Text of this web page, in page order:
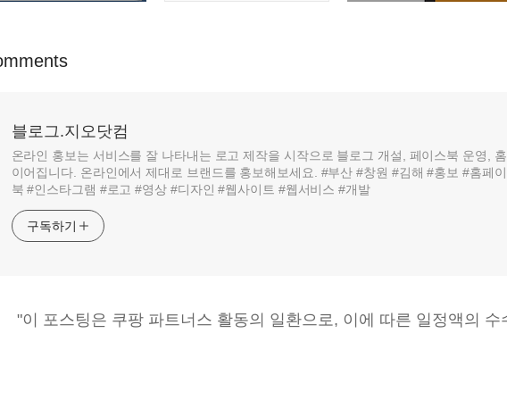
블로그.지오닷컴
온라인 홍보는 서비스를 잘 나타내는 로고 제작을 시작으로 블로그 개설, 페이스북 운영,
이어집니다. 온라인에서 제대로 브랜드를 홍보해보세요. #부산 #창원 #김해 #홍보 #홈페
북 #인스타그램 #로고 #영상 #디자인 #웹사이트 #웹서비스 #개발
구독하기
"이 포스팅은 쿠팡 파트너스 활동의 일환으로, 이에 따른 일정액의 수